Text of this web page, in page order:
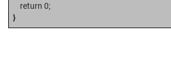
return 0;
}